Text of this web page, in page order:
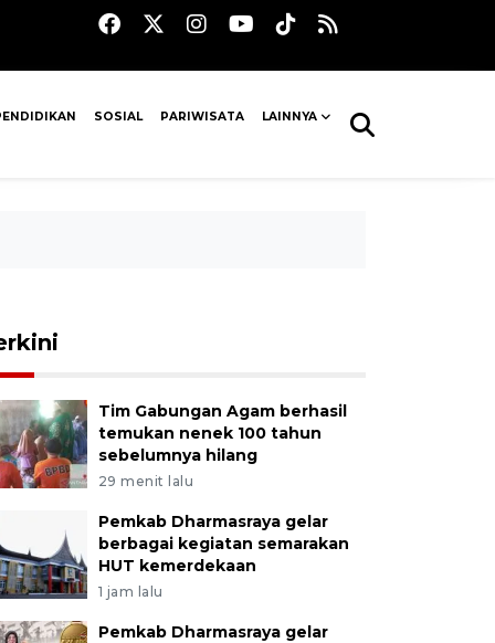
SOSIAL PARIWISATA LAINNYA
Tim Gabungan Agam berhasil
temukan nenek 100 tahun
sebelumnya hilang
29 menit lalu
Pemkab Dharmasraya gelar
berbagai kegiatan semarakan
HUT kemerdekaan
1 jam lalu
Pemkab Dharmasraya gelar